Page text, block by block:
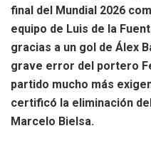
final del Mundial 2026
equipo de Luis de la
gracias a un gol de Álex
grave error del portero
partido mucho más
certificó la eliminación
Marcelo Bielsa.